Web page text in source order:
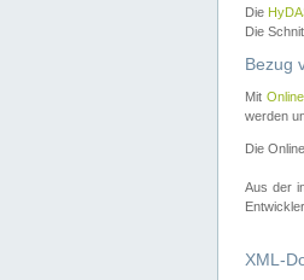
Die
Die
Bezug
Mit
werden
Die
Aus der
XML-